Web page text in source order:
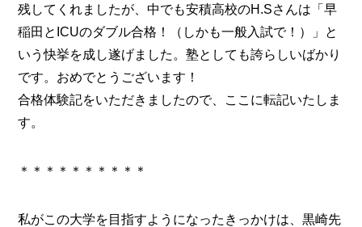
残してくれましたが、中でも安積高校のH.Sさんは「早
稲田とICUのダブル合格！（しかも一般入試で！）」と
いう快挙を成し遂げました。塾としても誇らしいばかり
です。おめでとうございます！
合格体験記をいただきましたので、ここに転記いたしま
す。
＊＊＊＊＊＊＊＊＊＊
私がこの大学を目指すようになったきっかけは、黒崎先